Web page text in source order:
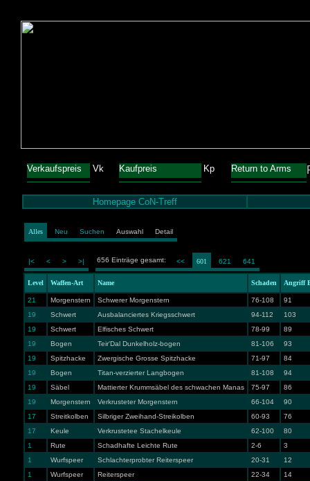
Verkaufspreis Vk Kaufpreis Kp Return to Arms
Homepage CoN-Treff
Alles Neu Suchen Auswahl Detail
|< < > >| 656 Einträge gesamt: << 601 621 641
Level Waffen-Art Name Schaden Angriff
21 Morgenstern Schwerer Morgenstern 76-108
91
19
Schwert Ausbalanciertes Kriegsschwert 94-112
103
19
Schwert Elfisches Schwert 78-99
89
19
Bogen Teir'Dal Dunkelholz-bogen 81-106
93
19
Spitzhacke Zwergische Grosse Spitzhacke 71-97
84
19
Bogen Titan-verzierter Langbogen 81-108
94
19
Säbel Mattierter Krummsäbel des schwachen Manas 75-97
86
19
Morgenstern Verkrusteter Morgenstern 66-104
90
17
Streitkolben Silbriger Zweihand-Streikolben 60-93
76
17
Keule Verkrustetee Stachelkeule 62-100
80
1
Rute Schadhafte Leichte Rute 2-6
3
1
Wurfspeer Schlachterprobter Reiterspeer 20-31
12
1
Wurfspeer Reiterspeer 22-34
14